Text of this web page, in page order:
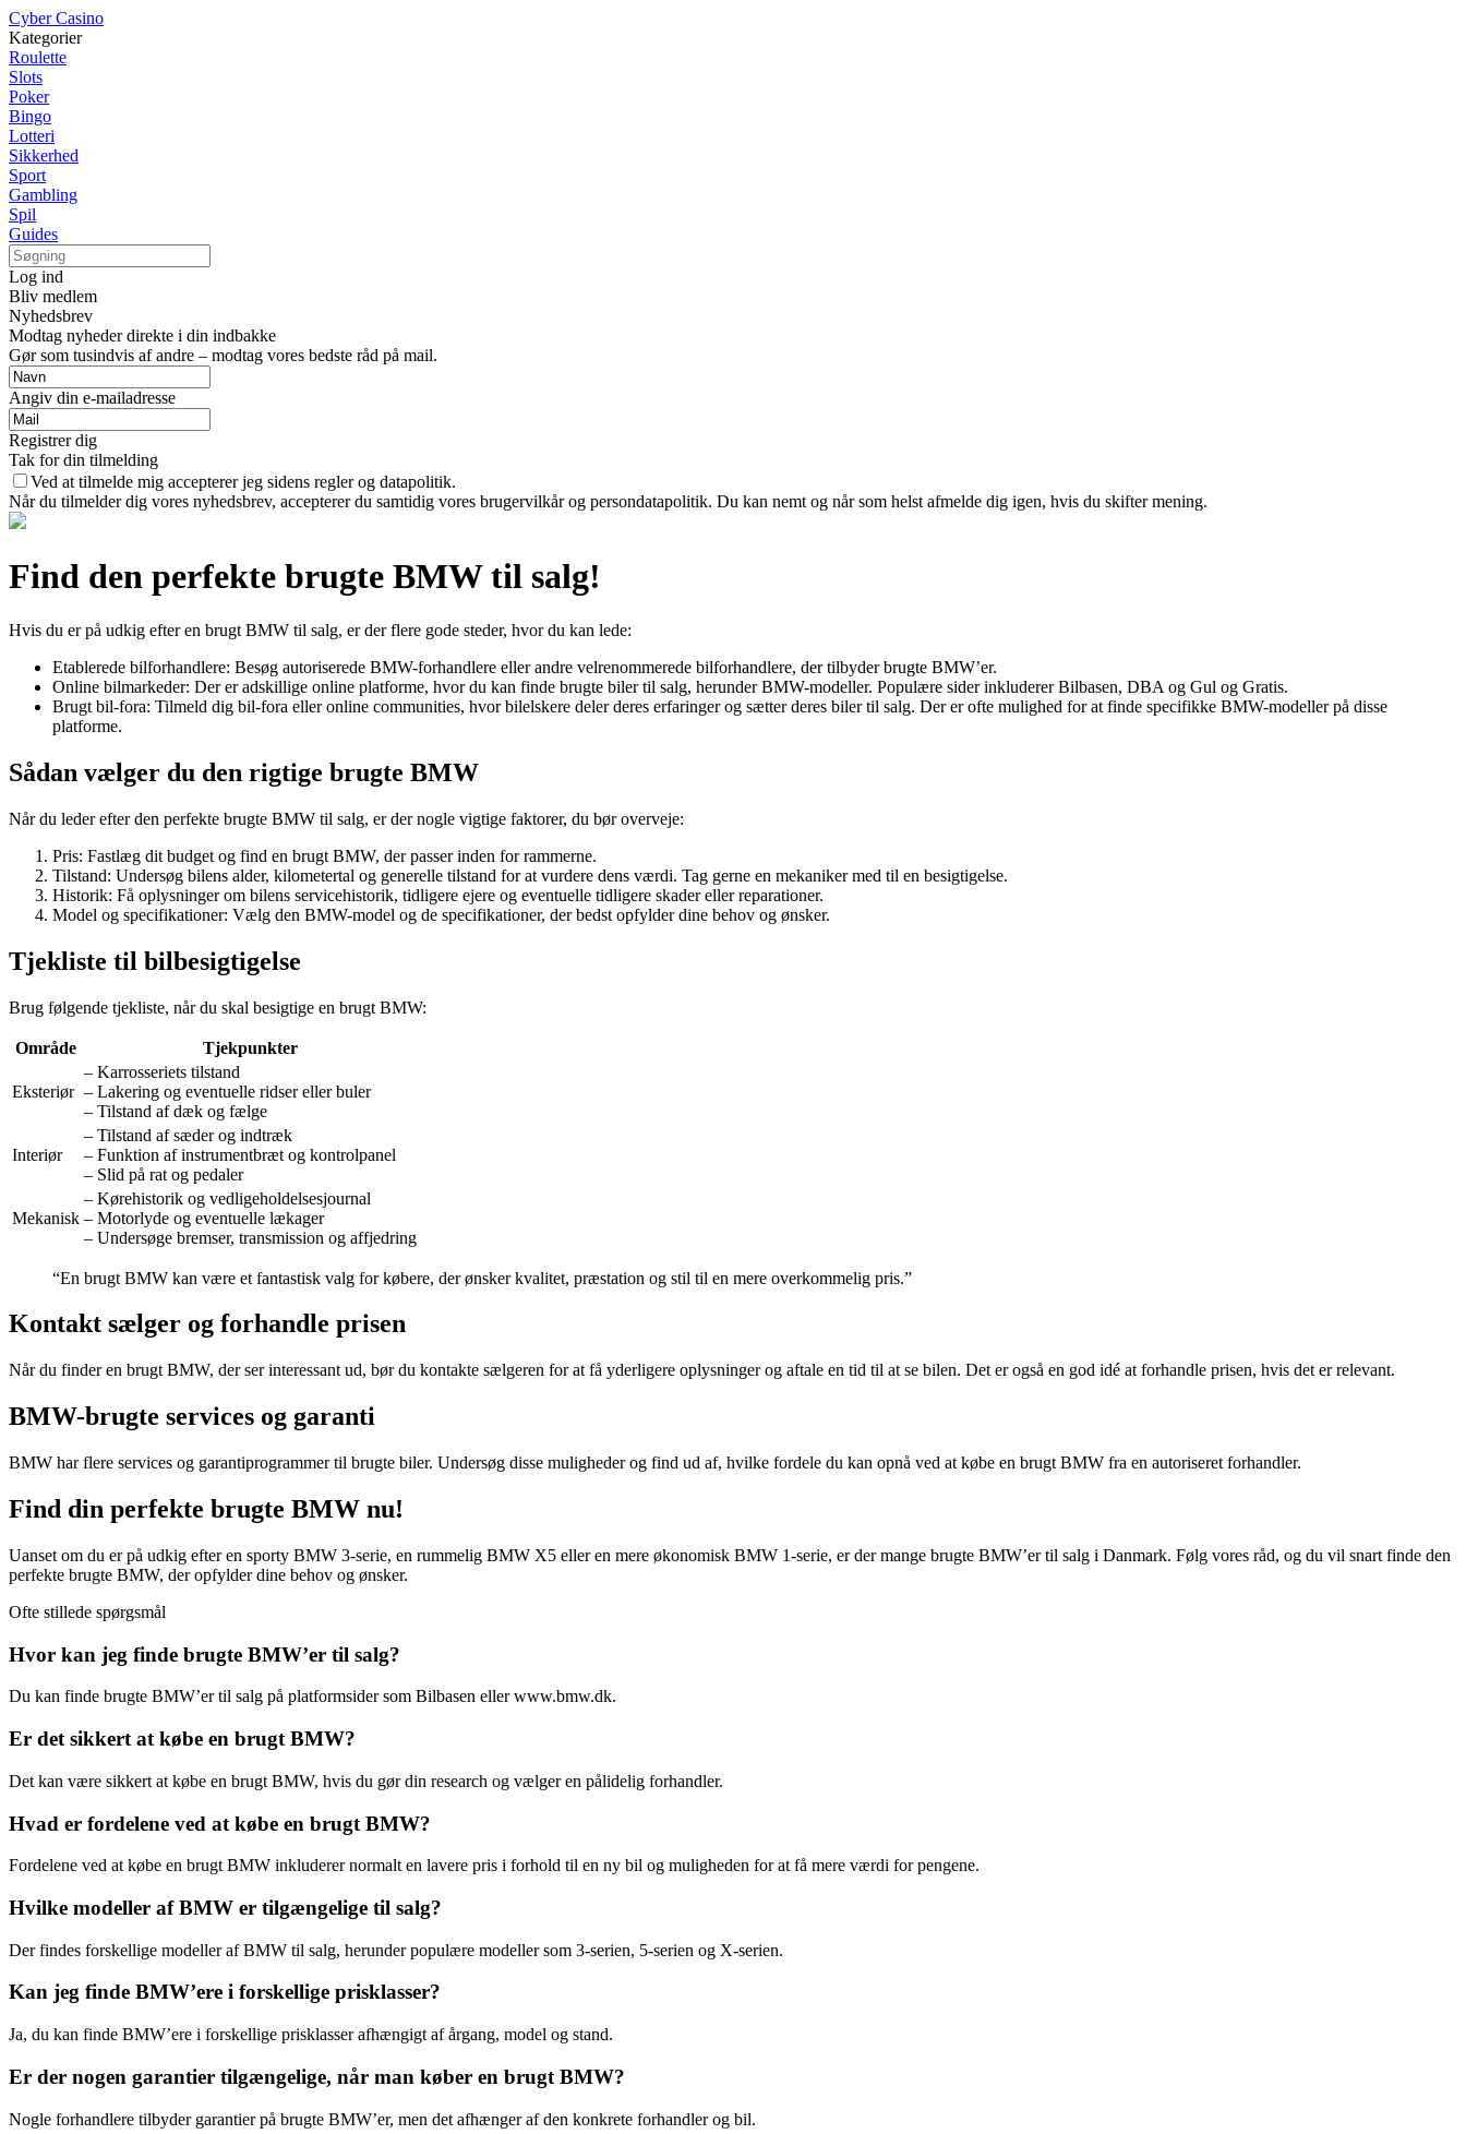
Cyber Casino
Kategorier
Roulette
Slots
Poker
Bingo
Lotteri
Sikkerhed
Sport
Gambling
Spil
Guides
Log ind
Bliv medlem
Nyhedsbrev
Modtag nyheder direkte i din indbakke
Gør som tusindvis af andre – modtag vores bedste råd på mail.
Angiv din e-mailadresse
Registrer dig
Tak for din tilmelding
Ved at tilmelde mig accepterer jeg sidens regler og datapolitik.
Når du tilmelder dig vores nyhedsbrev, accepterer du samtidig vores brugervilkår og persondatapolitik. Du kan nemt og når som helst afmelde dig igen, hvis du skifter mening.
Find den perfekte brugte BMW til salg!
Hvis du er på udkig efter en brugt BMW til salg, er der flere gode steder, hvor du kan lede:
Etablerede bilforhandlere: Besøg autoriserede BMW-forhandlere eller andre velrenommerede bilforhandlere, der tilbyder brugte BMW’er.
Online bilmarkeder: Der er adskillige online platforme, hvor du kan finde brugte biler til salg, herunder BMW-modeller. Populære sider inkluderer Bilbasen, DBA og Gul og Gratis.
Brugt bil-fora: Tilmeld dig bil-fora eller online communities, hvor bilelskere deler deres erfaringer og sætter deres biler til salg. Der er ofte mulighed for at finde specifikke BMW-modeller på disse
platforme.
Sådan vælger du den rigtige brugte BMW
Når du leder efter den perfekte brugte BMW til salg, er der nogle vigtige faktorer, du bør overveje:
Pris: Fastlæg dit budget og find en brugt BMW, der passer inden for rammerne.
Tilstand: Undersøg bilens alder, kilometertal og generelle tilstand for at vurdere dens værdi. Tag gerne en mekaniker med til en besigtigelse.
Historik: Få oplysninger om bilens servicehistorik, tidligere ejere og eventuelle tidligere skader eller reparationer.
Model og specifikationer: Vælg den BMW-model og de specifikationer, der bedst opfylder dine behov og ønsker.
Tjekliste til bilbesigtigelse
Brug følgende tjekliste, når du skal besigtige en brugt BMW:
Område Tjekpunkter
Eksteriør
– Karrosseriets tilstand
– Lakering og eventuelle ridser eller buler
– Tilstand af dæk og fælge
Interiør
– Tilstand af sæder og indtræk
– Funktion af instrumentbræt og kontrolpanel
– Slid på rat og pedaler
Mekanisk
– Kørehistorik og vedligeholdelsesjournal
– Motorlyde og eventuelle lækager
– Undersøge bremser, transmission og affjedring
“En brugt BMW kan være et fantastisk valg for købere, der ønsker kvalitet, præstation og stil til en mere overkommelig pris.”
Kontakt sælger og forhandle prisen
Når du finder en brugt BMW, der ser interessant ud, bør du kontakte sælgeren for at få yderligere oplysninger og aftale en tid til at se bilen. Det er også en god idé at forhandle prisen, hvis det er relevant.
BMW-brugte services og garanti
BMW har flere services og garantiprogrammer til brugte biler. Undersøg disse muligheder og find ud af, hvilke fordele du kan opnå ved at købe en brugt BMW fra en autoriseret forhandler.
Find din perfekte brugte BMW nu!
Uanset om du er på udkig efter en sporty BMW 3-serie, en rummelig BMW X5 eller en mere økonomisk BMW 1-serie, er der mange brugte BMW’er til salg i Danmark. Følg vores råd, og du vil snart finde den
perfekte brugte BMW, der opfylder dine behov og ønsker.
Ofte stillede spørgsmål
Hvor kan jeg finde brugte BMW’er til salg?
Du kan finde brugte BMW’er til salg på platformsider som Bilbasen eller www.bmw.dk.
Er det sikkert at købe en brugt BMW?
Det kan være sikkert at købe en brugt BMW, hvis du gør din research og vælger en pålidelig forhandler.
Hvad er fordelene ved at købe en brugt BMW?
Fordelene ved at købe en brugt BMW inkluderer normalt en lavere pris i forhold til en ny bil og muligheden for at få mere værdi for pengene.
Hvilke modeller af BMW er tilgængelige til salg?
Der findes forskellige modeller af BMW til salg, herunder populære modeller som 3-serien, 5-serien og X-serien.
Kan jeg finde BMW’ere i forskellige prisklasser?
Ja, du kan finde BMW’ere i forskellige prisklasser afhængigt af årgang, model og stand.
Er der nogen garantier tilgængelige, når man køber en brugt BMW?
Nogle forhandlere tilbyder garantier på brugte BMW’er, men det afhænger af den konkrete forhandler og bil.